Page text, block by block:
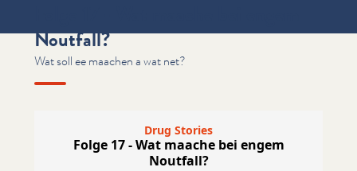
Noutfall?
Wat soll ee maachen a wat net?